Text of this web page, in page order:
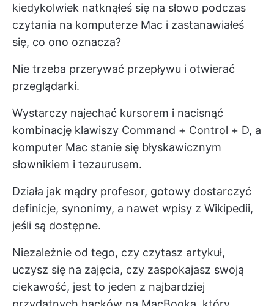
kiedykolwiek natknąłeś się na słowo podczas
czytania na komputerze Mac i zastanawiałeś
się, co ono oznacza?
Nie trzeba przerywać przepływu i otwierać
przeglądarki.
Wystarczy najechać kursorem i nacisnąć
kombinację klawiszy Command + Control + D, a
komputer Mac stanie się błyskawicznym
słownikiem i tezaurusem.
Działa jak mądry profesor, gotowy dostarczyć
definicje, synonimy, a nawet wpisy z Wikipedii,
jeśli są dostępne.
Niezależnie od tego, czy czytasz artykuł,
uczysz się na zajęcia, czy zaspokajasz swoją
ciekawość, jest to jeden z najbardziej